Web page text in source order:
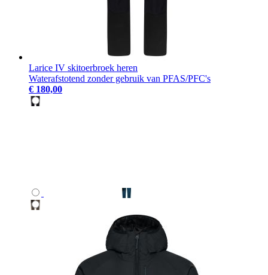
Larice IV skitoerbroek heren
Waterafstotend zonder gebruik van PFAS/PFC's
€ 180,00